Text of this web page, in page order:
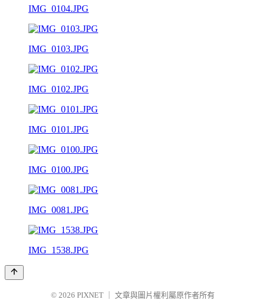
IMG_0104.JPG
IMG_0103.JPG
IMG_0102.JPG
IMG_0101.JPG
IMG_0100.JPG
IMG_0081.JPG
IMG_1538.JPG
© 2026 PIXNET
文章與圖片權利屬原作者所有